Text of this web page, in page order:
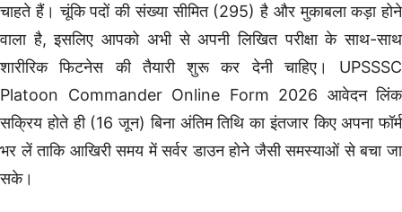
चाहते हैं। चूंकि पदों की संख्या सीमित (295) है और मुकाबला कड़ा होने
वाला है, इसलिए आपको अभी से अपनी लिखित परीक्षा के साथ-साथ
शारीरिक फिटनेस की तैयारी शुरू कर देनी चाहिए। UPSSSC
Platoon Commander Online Form 2026 आवेदन लिंक
सक्रिय होते ही (16 जून) बिना अंतिम तिथि का इंतजार किए अपना फॉर्म
भर लें ताकि आखिरी समय में सर्वर डाउन होने जैसी समस्याओं से बचा जा
सके।